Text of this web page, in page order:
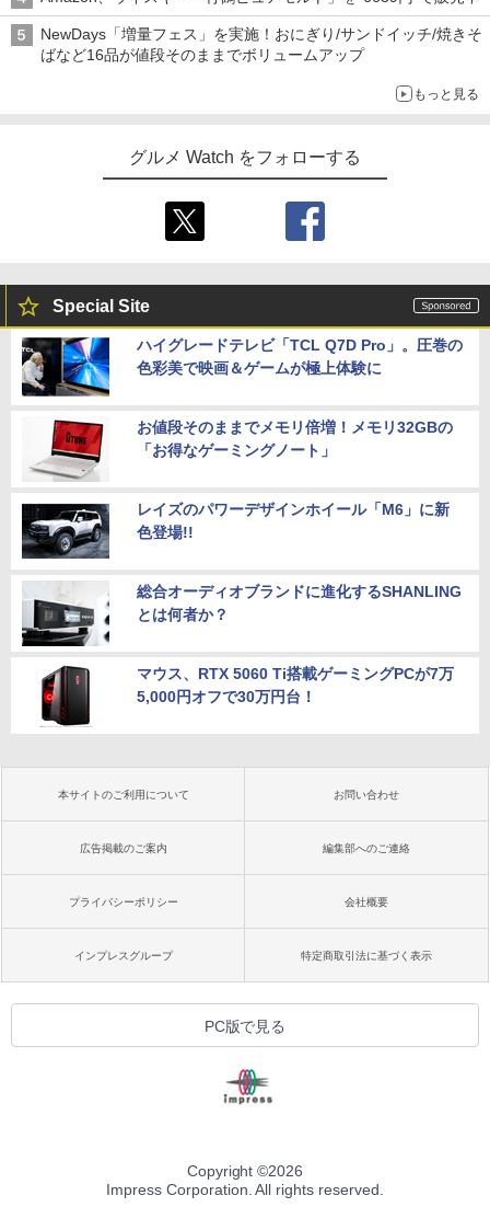
NewDays「増量フェス」を実施！おにぎり/サンドイッチ/焼きそ
ばなど16品が値段そのままでボリュームアップ
もっと見る
グルメ Watch をフォローする
Special Site
ハイグレードテレビ「TCL Q7D Pro」。圧巻の
色彩美で映画＆ゲームが極上体験に
お値段そのままでメモリ倍増！メモリ32GBの
「お得なゲーミングノート」
レイズのパワーデザインホイール「M6」に新
色登場!!
総合オーディオブランドに進化するSHANLING
とは何者か？
マウス、RTX 5060 Ti搭載ゲーミングPCが7万
5,000円オフで30万円台！
本サイトのご利用について お問い合わせ
広告掲載のご案内 編集部へのご連絡
プライバシーポリシー 会社概要
インプレスグループ 特定商取引法に基づく表示
PC版で見る
Copyright ©2026
Impress Corporation. All rights reserved.